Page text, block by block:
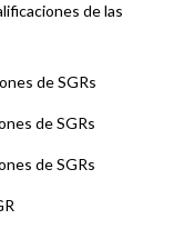
de las
de SGRs
de SGRs
de SGRs